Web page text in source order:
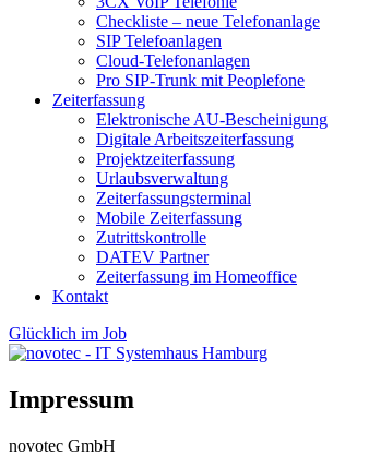
Checkliste – neue Telefonanlage
SIP Telefoanlagen
Cloud-Telefonanlagen
Pro SIP-Trunk mit Peoplefone
Zeiterfassung
Elektronische AU-Bescheinigung
Digitale Arbeitszeiterfassung
Projektzeiterfassung
Urlaubsverwaltung
Zeiterfassungsterminal
Mobile Zeiterfassung
Zutrittskontrolle
DATEV Partner
Zeiterfassung im Homeoffice
Kontakt
Glücklich im Job
Impressum
novotec GmbH